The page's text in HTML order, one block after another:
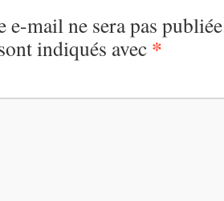
e-mail ne sera pas
indiqués avec *